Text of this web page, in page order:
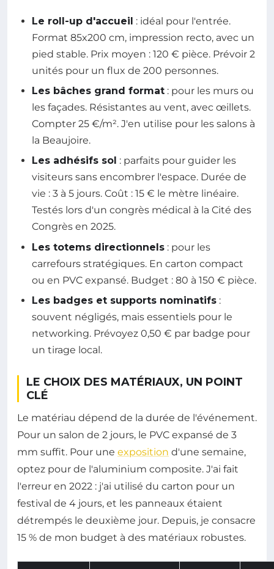
Le roll-up d'accueil : idéal pour l'entrée.
Format 85x200 cm, impression recto, avec un
pied stable. Prix moyen : 120 € pièce. Prévoir 2
unités pour un flux de 200 personnes.
Les bâches grand format : pour les murs ou
les façades. Résistantes au vent, avec œillets.
Compter 25 €/m². J'en utilise pour les salons à
la Beaujoire.
Les adhésifs sol : parfaits pour guider les
visiteurs sans encombrer l'espace. Durée de
vie : 3 à 5 jours. Coût : 15 € le mètre linéaire.
Testés lors d'un congrès médical à la Cité des
Congrès en 2025.
Les totems directionnels : pour les
carrefours stratégiques. En carton compact
ou en PVC expansé. Budget : 80 à 150 € pièce.
Les badges et supports nominatifs :
souvent négligés, mais essentiels pour le
networking. Prévoyez 0,50 € par badge pour
un tirage local.
LE CHOIX DES MATÉRIAUX, UN POINT
CLÉ
Le matériau dépend de la durée de l'événement.
Pour un salon de 2 jours, le PVC expansé de 3
mm suffit. Pour une exposition d'une semaine,
optez pour de l'aluminium composite. J'ai fait
l'erreur en 2022 : j'ai utilisé du carton pour un
festival de 4 jours, et les panneaux étaient
détrempés le deuxième jour. Depuis, je consacre
15 % de mon budget à des matériaux robustes.